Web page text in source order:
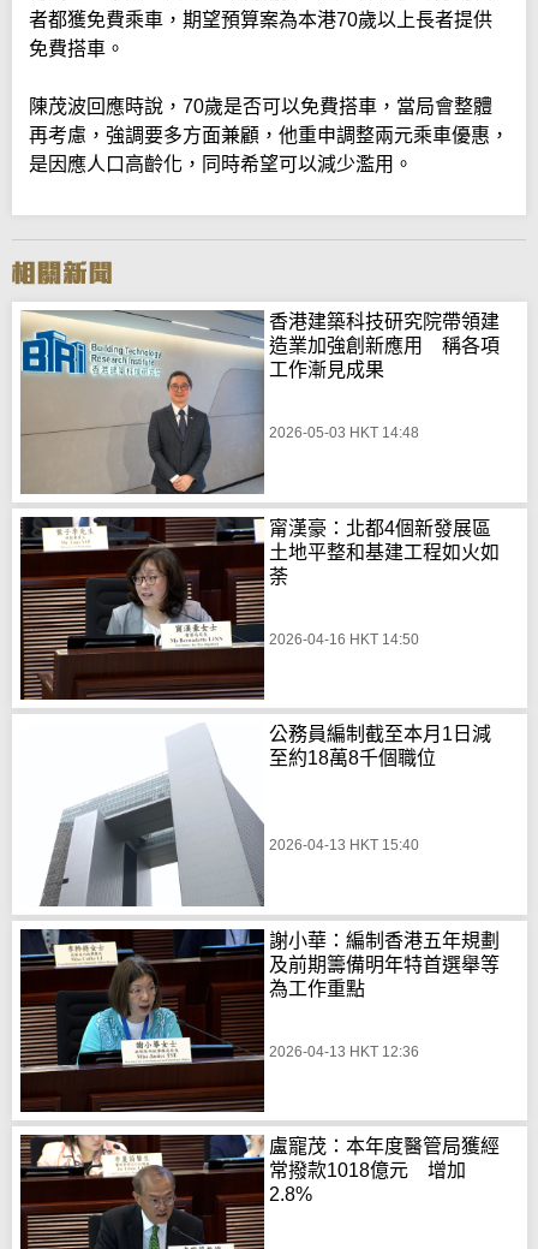
者都獲免費乘車，期望預算案為本港70歲以上長者提供
免費搭車。
陳茂波回應時說，70歲是否可以免費搭車，當局會整體
再考慮，強調要多方面兼顧，他重申調整兩元乘車優惠，
是因應人口高齡化，同時希望可以減少濫用。
香港建築科技研究院帶領建
造業加強創新應用 稱各項
工作漸見成果
2026-05-03 HKT 14:48
甯漢豪：北都4個新發展區
土地平整和基建工程如火如
荼
2026-04-16 HKT 14:50
公務員編制截至本月1日減
至約18萬8千個職位
2026-04-13 HKT 15:40
謝小華：編制香港五年規劃
及前期籌備明年特首選舉等
為工作重點
2026-04-13 HKT 12:36
盧寵茂：本年度醫管局獲經
常撥款1018億元 增加
2.8%